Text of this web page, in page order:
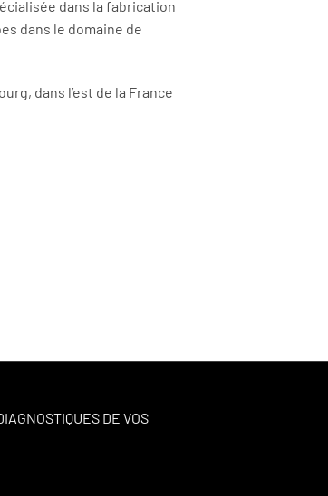
dans la fabrication
dans le domaine de
dans l’est de la France
DE VOS